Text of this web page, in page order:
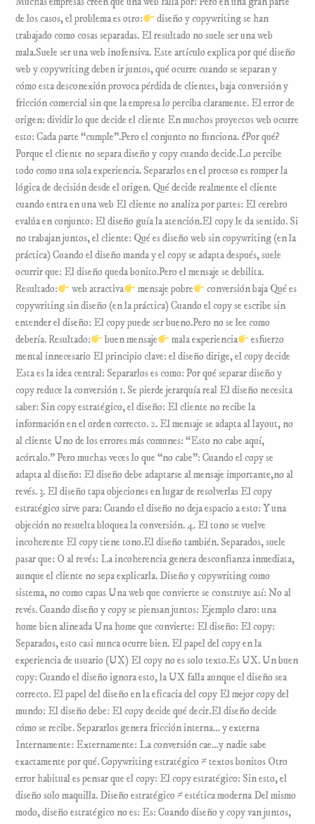
de los casos, el problema es otro:
diseño y copywriting se han
trabajado como cosas separadas. El resultado no suele ser una web
mala.Suele ser una web inofensiva. Este artículo explica por qué diseño
web y copywriting deben ir juntos, qué ocurre cuando se separan y
cómo esta desconexión provoca pérdida de clientes, baja conversión y
fricción comercial sin que la empresa lo perciba claramente. El error de
origen: dividir lo que decide el cliente En muchos proyectos web ocurre
esto: Cada parte “cumple”.Pero el conjunto no funciona. ¿Por qué?
Porque el cliente no separa diseño y copy cuando decide.Lo percibe
todo como una sola experiencia. Separarlos en el proceso es romper la
lógica de decisión desde el origen. Qué decide realmente el cliente
cuando entra en una web El cliente no analiza por partes: El cerebro
evalúa en conjunto: El diseño guía la atención.El copy le da sentido. Si
no trabajan juntos, el cliente: Qué es diseño web sin copywriting (en la
práctica) Cuando el diseño manda y el copy se adapta después, suele
ocurrir que: El diseño queda bonito.Pero el mensaje se debilita.
Resultado:
web atractiva mensaje pobre
conversión baja Qué es
copywriting sin diseño (en la práctica) Cuando el copy se escribe sin
entender el diseño: El copy puede ser bueno.Pero no se lee como
debería. Resultado:
buen mensaje mala experiencia
esfuerzo
mental innecesario El principio clave: el diseño dirige, el copy decide
Esta es la idea central: Separarlos es como: Por qué separar diseño y
copy reduce la conversión 1. Se pierde jerarquía real El diseño necesita
saber: Sin copy estratégico, el diseño: El cliente no recibe la
información en el orden correcto. 2. El mensaje se adapta al layout, no
al cliente Uno de los errores más comunes: “Esto no cabe aquí,
acórtalo.” Pero muchas veces lo que “no cabe”: Cuando el copy se
adapta al diseño: El diseño debe adaptarse al mensaje importante,no al
revés. 3. El diseño tapa objeciones en lugar de resolverlas El copy
estratégico sirve para: Cuando el diseño no deja espacio a esto: Y una
objeción no resuelta bloquea la conversión. 4. El tono se vuelve
incoherente El copy tiene tono.El diseño también. Separados, suele
pasar que: O al revés: La incoherencia genera desconfianza inmediata,
aunque el cliente no sepa explicarla. Diseño y copywriting como
sistema, no como capas Una web que convierte se construye así: No al
revés. Cuando diseño y copy se piensan juntos: Ejemplo claro: una
home bien alineada Una home que convierte: El diseño: El copy:
Separados, esto casi nunca ocurre bien. El papel del copy en la
experiencia de usuario (UX) El copy no es solo texto.Es UX. Un buen
copy: Cuando el diseño ignora esto, la UX falla aunque el diseño sea
correcto. El papel del diseño en la eficacia del copy El mejor copy del
mundo: El diseño debe: El copy decide qué decir.El diseño decide
cómo se recibe. Separarlos genera fricción interna… y externa
Internamente: Externamente: La conversión cae…y nadie sabe
exactamente por qué. Copywriting estratégico ≠ textos bonitos Otro
error habitual es pensar que el copy: El copy estratégico: Sin esto, el
diseño solo maquilla. Diseño estratégico ≠ estética moderna Del mismo
modo, diseño estratégico no es: Es: Cuando diseño y copy van juntos,